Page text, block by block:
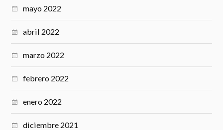
mayo 2022
abril 2022
marzo 2022
febrero 2022
enero 2022
diciembre 2021